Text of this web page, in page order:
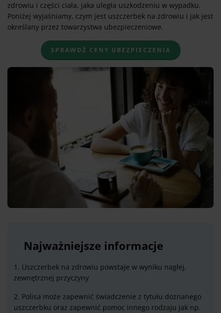
zdrowiu i części ciała, jaka uległa uszkodzeniu w wypadku.
Poniżej wyjaśniamy, czym jest uszczerbek na zdrowiu i jak jest
określany przez towarzystwa ubezpieczeniowe.
SPRAWDŹ CENY UBEZPIECZENIA
Najważniejsze informacje
1. Uszczerbek na zdrowiu powstaje w wyniku nagłej,
zewnętrznej przyczyny
2. Polisa może zapewnić świadczenie z tytułu doznanego
uszczerbku oraz zapewnić pomoc innego rodzaju jak np.